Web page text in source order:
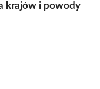
krajów i powody